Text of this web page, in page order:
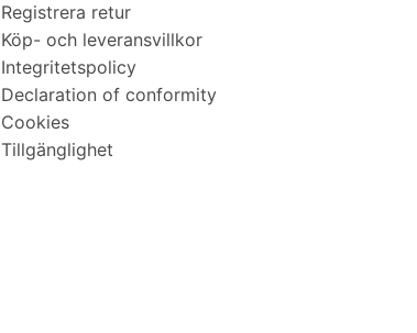
Registrera retur
Köp- och leveransvillkor
Integritetspolicy
Declaration of conformity
Cookies
Tillgänglighet